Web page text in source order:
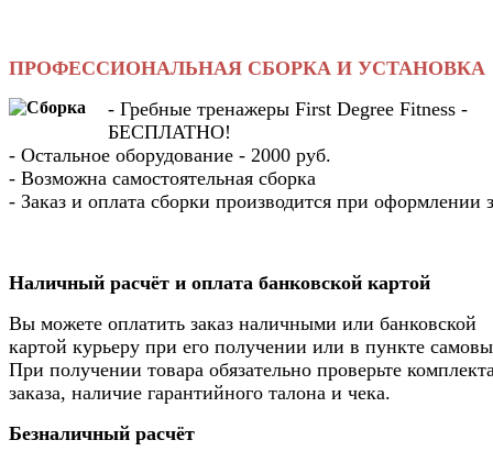
ПРОФЕССИОНАЛЬНАЯ СБОРКА И УСТАНОВКА
- Гребные тренажеры First Degree Fitness -
БЕСПЛАТНО!
- Остальное оборудование - 2000 руб.
- Возможна самостоятельная сборка
- Заказ и оплата сборки производится при оформлении
Наличный расчёт и оплата банковской картой
Вы можете оплатить заказ наличными или банковской
картой курьеру при его получении или в пункте
При получении товара обязательно проверьте
заказа, наличие гарантийного талона и чека.
Безналичный расчёт